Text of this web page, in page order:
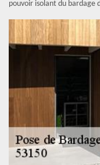
pouvoir isolant du bardage